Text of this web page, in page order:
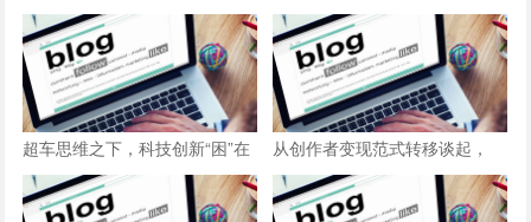
裤
一飞冲天了？
超车思维之下，科技创新“困”在
造假中
从创作者变现范式转移谈起，
NFT的元宇宙基础构建角色与价
值捕获逻辑